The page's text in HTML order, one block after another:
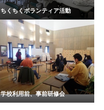
ちくちくボランティア活動
学校利用前、事前研修会